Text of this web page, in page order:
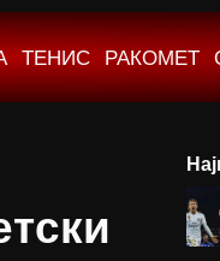
ТЕНИС РАКОМЕТ